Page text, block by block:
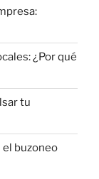
¿Por qué
tu
buzoneo